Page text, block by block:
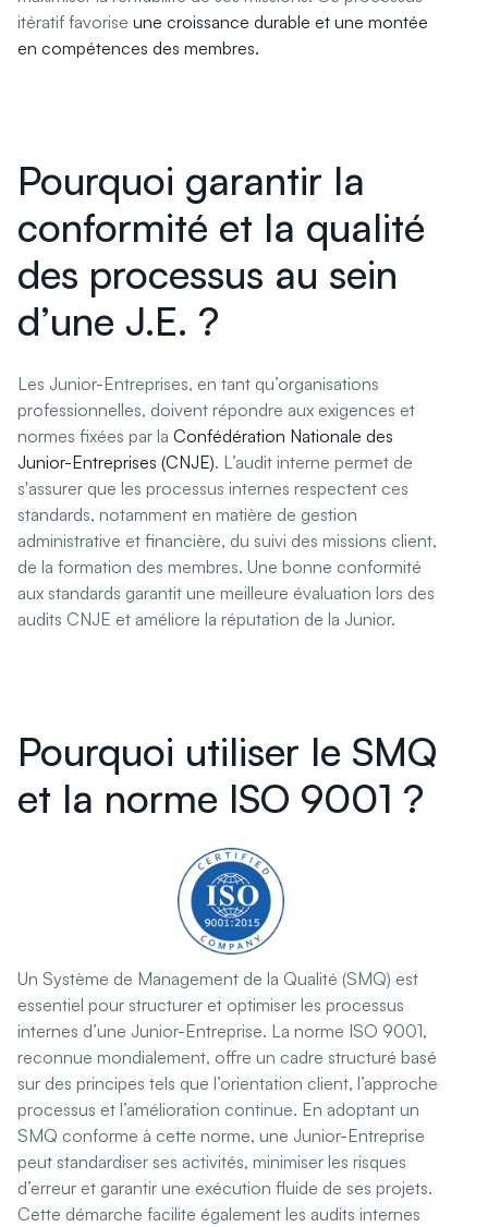
itératif favorise une croissance durable et une montée
en compétences des membres.
Pourquoi garantir la
conformité et la qualité
des processus au sein
d’une J.E. ?
Les Junior-Entreprises, en tant qu’organisations
professionnelles, doivent répondre aux exigences et
normes fixées par la Confédération Nationale des
Junior-Entreprises (CNJE). L’audit interne permet de
s'assurer que les processus internes respectent ces
standards, notamment en matière de gestion
administrative et financière, du suivi des missions client,
de la formation des membres. Une bonne conformité
aux standards garantit une meilleure évaluation lors des
audits CNJE et améliore la réputation de la Junior.
Pourquoi utiliser le SMQ
et la norme ISO 9001 ?
Un Système de Management de la Qualité (SMQ) est
essentiel pour structurer et optimiser les processus
internes d’une Junior-Entreprise. La norme ISO 9001,
reconnue mondialement, offre un cadre structuré basé
sur des principes tels que l’orientation client, l’approche
processus et l’amélioration continue. En adoptant un
SMQ conforme à cette norme, une Junior-Entreprise
peut standardiser ses activités, minimiser les risques
d’erreur et garantir une exécution fluide de ses projets.
Cette démarche facilite également les audits internes